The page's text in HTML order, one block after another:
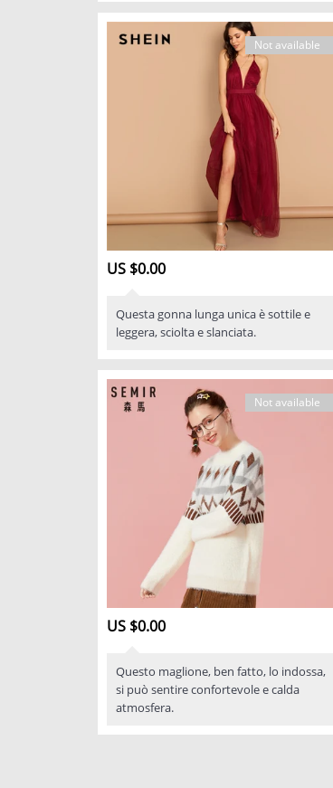
Not available
US $0.00
Questa gonna lunga unica è sottile e
leggera, sciolta e slanciata.
Not available
US $0.00
Questo maglione, ben fatto, lo indossa,
si può sentire confortevole e calda
atmosfera.